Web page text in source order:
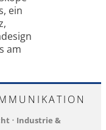
ein
am
• Industrie &